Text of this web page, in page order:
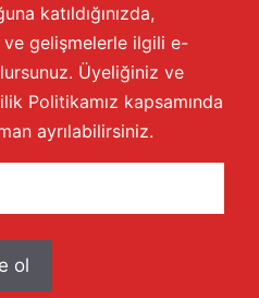
katıldığınızda,
ve gelişmelerle ilgili e-
Üyeliğiniz ve
Politikamız kapsamında
ayrılabilirsiniz.